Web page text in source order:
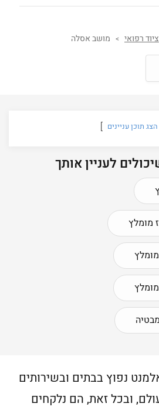
ציוד רפואי > מושב אסלה
הצג תוכן עניינים
לעניין אותך
מומלץ
נפוץ בבתים ובשירותים
ובכל זאת, הם נלקחים